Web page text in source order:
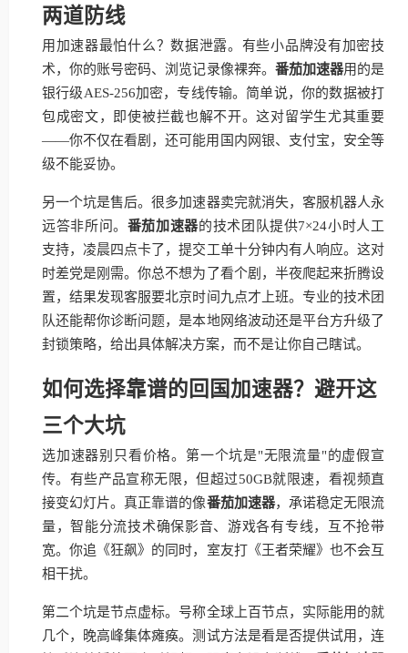
两道防线
用加速器最怕什么？数据泄露。有些小品牌没有加密技
术，你的账号密码、浏览记录像裸奔。 番茄加速器用的是
银行级AES-256加密，专线传输。简单说，你的数据被打
包成密文，即使被拦截也解不开。这对留学生尤其重要
——你不仅在看剧，还可能用国内网银、支付宝，安全等
级不能妥协。
另一个坑是售后。很多加速器卖完就消失，客服机器人永
远答非所问。 番茄加速器的技术团队提供7×24小时人工
支持，凌晨四点卡了，提交工单十分钟内有人响应。这对
时差党是刚需。你总不想为了看个剧，半夜爬起来折腾设
置，结果发现客服要北京时间九点才上班。专业的技术团
队还能帮你诊断问题，是本地网络波动还是平台方升级了
封锁策略，给出具体解决方案，而不是让你自己瞎试。
如何选择靠谱的回国加速器？避开这
三个大坑
选加速器别只看价格。第一个坑是"无限流量"的虚假宣
传。有些产品宣称无限，但超过50GB就限速，看视频直
接变幻灯片。真正靠谱的像番茄加速器，承诺稳定无限流
量，智能分流技术确保影音、游戏各有专线，互不抢带
宽。你追《狂飙》的同时，室友打《王者荣耀》也不会互
相干扰。
第二个坑是节点虚标。号称全球上百节点，实际能用的就
几个，晚高峰集体瘫痪。测试方法是看是否提供试用，连